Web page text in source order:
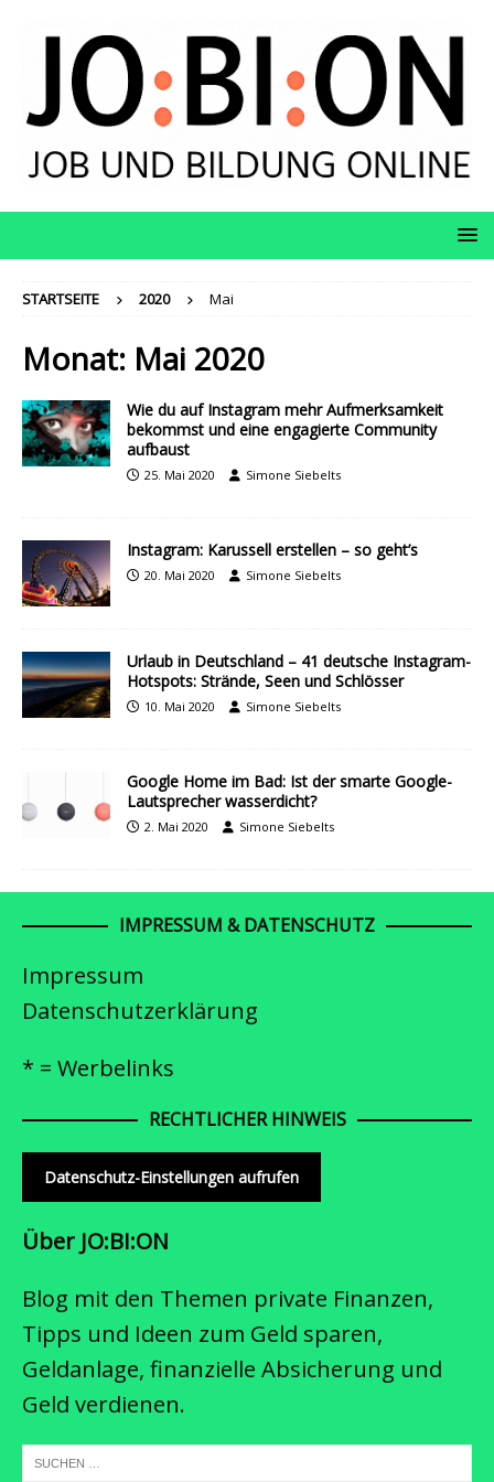
STARTSEITE 2020 Mai
Monat: Mai 2020
Wie du auf Instagram mehr Aufmerksamkeit
bekommst und eine engagierte Community
aufbaust
25. Mai 2020 Simone Siebelts
Instagram: Karussell erstellen – so geht’s
20. Mai 2020 Simone Siebelts
Urlaub in Deutschland – 41 deutsche Instagram-
Hotspots: Strände, Seen und Schlösser
10. Mai 2020 Simone Siebelts
Google Home im Bad: Ist der smarte Google-
Lautsprecher wasserdicht?
2. Mai 2020 Simone Siebelts
IMPRESSUM & DATENSCHUTZ
Impressum
Datenschutzerklärung
* = Werbelinks
RECHTLICHER HINWEIS
Datenschutz-Einstellungen aufrufen
Über JO:BI:ON
Blog mit den Themen private Finanzen,
Tipps und Ideen zum Geld sparen,
Geldanlage, finanzielle Absicherung und
Geld verdienen.